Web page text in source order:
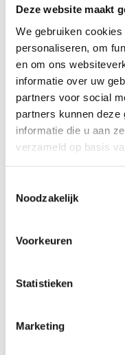
Deze website maakt
We gebruiken
personaliseren, om
en om ons
informatie over uw
partners voor social
partners kunnen deze
informatie die u aan
verzameld op basis
Noodzakelijk
Voorkeuren
Statistieken
Marketing
HOE HERKEN JE
LOKALE
Een makelaar met
hun grondige kennis
markttrends en
werkgebied. Ze
detailvragen over de
of wijk. Een lokale
vergelijkbare
inclusief
vraagprijs. Ze kennen
woningwaarde
marketingaanpak. Ze
effectief zijn voor